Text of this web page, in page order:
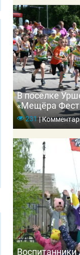
В поселке
«Мещёра Фест
231|
Воспитанники